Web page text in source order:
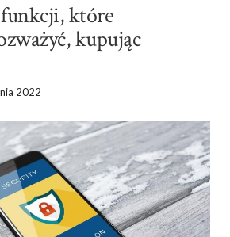
które
kupując
2022